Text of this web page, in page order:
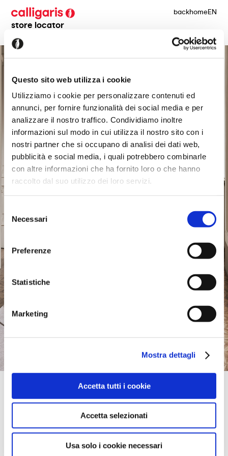
Questo sito web utilizza i cookie
Utilizziamo i cookie per personalizzare contenuti ed
annunci, per fornire funzionalità dei social media e per
analizzare il nostro traffico. Condividiamo inoltre
informazioni sul modo in cui utilizza il nostro sito con i
nostri partner che si occupano di analisi dei dati web,
pubblicità e social media, i quali potrebbero combinarle
con altre informazioni che ha fornito loro o che hanno
raccolto dal suo utilizzo dei loro servizi.
delNecessari
Preferenze
Statistiche
Marketing
Mostra dettagli
Accetta tutti i cookie
Accetta selezionati
Usa solo i cookie necessari
store locator
backhomeEN
Official Retailer
Dakar Calligaris Store Tribu | Dakar
services available